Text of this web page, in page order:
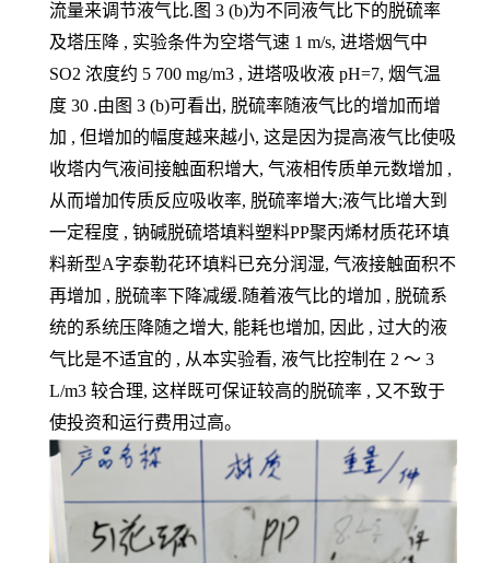
流量来调节液气比.图 3 (b)为不同液气比下的脱硫率
及塔压降 , 实验条件为空塔气速 1 m/s, 进塔烟气中
SO2 浓度约 5 700 mg/m3 , 进塔吸收液 pH=7, 烟气温
度 30 .由图 3 (b)可看出, 脱硫率随液气比的增加而增
加 , 但增加的幅度越来越小, 这是因为提高液气比使吸
收塔内气液间接触面积增大, 气液相传质单元数增加 ,
从而增加传质反应吸收率, 脱硫率增大;液气比增大到
一定程度 , 钠碱脱硫塔填料塑料PP聚丙烯材质花环填
料新型A字泰勒花环填料已充分润湿, 气液接触面积不
再增加 , 脱硫率下降减缓.随着液气比的增加 , 脱硫系
统的系统压降随之增大, 能耗也增加, 因此 , 过大的液
气比是不适宜的 , 从本实验看, 液气比控制在 2 ～ 3
L/m3 较合理, 这样既可保证较高的脱硫率 , 又不致于
使投资和运行费用过高。